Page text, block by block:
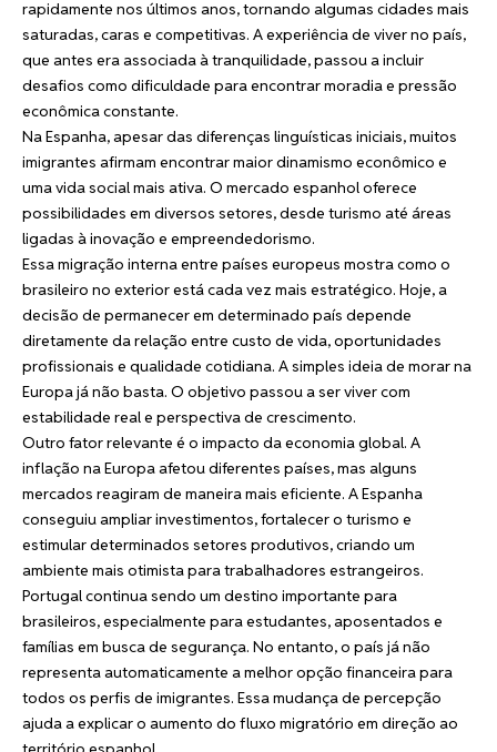
rapidamente nos últimos anos, tornando algumas cidades mais
saturadas, caras e competitivas. A experiência de viver no país,
que antes era associada à tranquilidade, passou a incluir
desafios como dificuldade para encontrar moradia e pressão
econômica constante.
Na Espanha, apesar das diferenças linguísticas iniciais, muitos
imigrantes afirmam encontrar maior dinamismo econômico e
uma vida social mais ativa. O mercado espanhol oferece
possibilidades em diversos setores, desde turismo até áreas
ligadas à inovação e empreendedorismo.
Essa migração interna entre países europeus mostra como o
brasileiro no exterior está cada vez mais estratégico. Hoje, a
decisão de permanecer em determinado país depende
diretamente da relação entre custo de vida, oportunidades
profissionais e qualidade cotidiana. A simples ideia de morar na
Europa já não basta. O objetivo passou a ser viver com
estabilidade real e perspectiva de crescimento.
Outro fator relevante é o impacto da economia global. A
inflação na Europa afetou diferentes países, mas alguns
mercados reagiram de maneira mais eficiente. A Espanha
conseguiu ampliar investimentos, fortalecer o turismo e
estimular determinados setores produtivos, criando um
ambiente mais otimista para trabalhadores estrangeiros.
Portugal continua sendo um destino importante para
brasileiros, especialmente para estudantes, aposentados e
famílias em busca de segurança. No entanto, o país já não
representa automaticamente a melhor opção financeira para
todos os perfis de imigrantes. Essa mudança de percepção
ajuda a explicar o aumento do fluxo migratório em direção ao